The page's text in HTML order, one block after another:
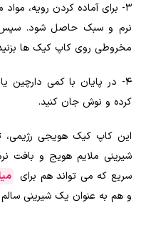
۳- برای آماده کردن رویه،
نرم و سبک حاصل شود. سپس
مخروطی روی کاپ کیک ها
۴- در پایان با کمی دارچین
کرده و نوش جان کنید.
این کاپ کیک هویجی رژیمی،
شیرینی ملایم هویج و بافت
سریع که می تواند هم برای
و هم به عنوان یک شیرینی